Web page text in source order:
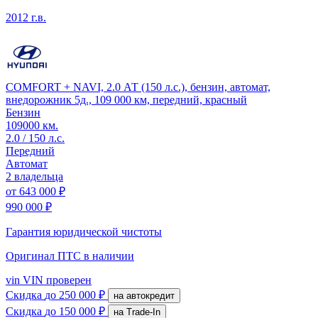
2012 г.в.
COMFORT + NAVI, 2.0 АТ (150 л.с.), бензин, автомат,
внедорожник 5д., 109 000 км, передний, красный
Бензин
109000 км.
2.0 / 150 л.с.
Передний
Автомат
2 владельца
от 643 000 ₽
990 000 ₽
Гарантия юридической чистоты
Оригинал ПТС в наличии
vin VIN проверен
Скидка до 250 000 ₽ на автокредит
Скидка до 150 000 ₽ на Trade-In